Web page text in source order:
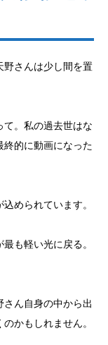
野さんは少し間を置
て。私の過去世はな
終的に動画になった
められています。
も軽い光に戻る。
ん自身の中から出
かもしれません。